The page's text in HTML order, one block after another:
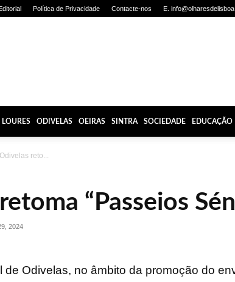
Política de Privacidade Contacte-nos E.
LOURES ODIVELAS OEIRAS SINTRA SOCIEDADE EDUCAÇÃO
Odivelas reto...
“Passeios
2024
de Odivelas, no âmbito da promoção do